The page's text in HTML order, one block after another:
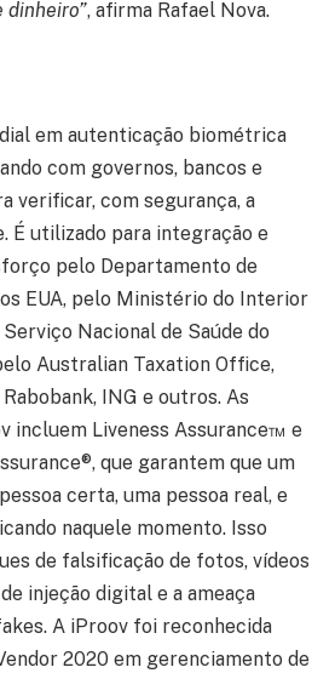
dinheiro”, afirma Rafael Nova.
em autenticação biométrica
com governos, bancos e
verificar, com segurança, a
É utilizado para integração e
pelo Departamento de
EUA, pelo Ministério do Interior
Nacional de Saúde do
Australian Taxation Office,
ING e outros. As
incluem Liveness Assurance™ e
que garantem que um
certa, uma pessoa real, e
naquele momento. Isso
de falsificação de fotos, vídeos
injeção digital e a ameaça
A iProov foi reconhecida
2020 em gerenciamento de